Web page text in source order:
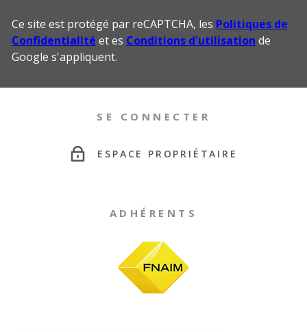
Ce site est protégé par reCAPTCHA, les Politiques de
Confidentialité et es Conditions d'utilisation de
Google s'appliquent.
SE CONNECTER
ESPACE PROPRIÉTAIRE
ADHÉRENTS